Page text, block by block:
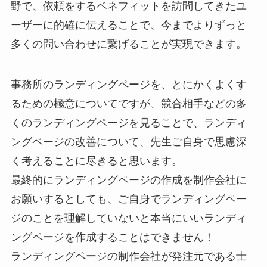
野で、依頼をするベネフィットを訪問してきたユ
ーザーに的確に伝えることで、今までよりずっと
多くの問い合わせに繋げることが実現できます。
事務所のランディングページを、とにかくよくす
るための極意についてですが、競合相手などの多
くのランディングページを見ることで、ランディ
ングページの改善について、先生ご自身で思慮深
く考えることに尽きると思います。
最終的にランディングページの作成を制作会社に
お願いするとしても、ご自身でランディングペー
ジのことを理解していないと本当にいいランディ
ングページを作成することはできません！
ランディングページの制作会社が発注元である士